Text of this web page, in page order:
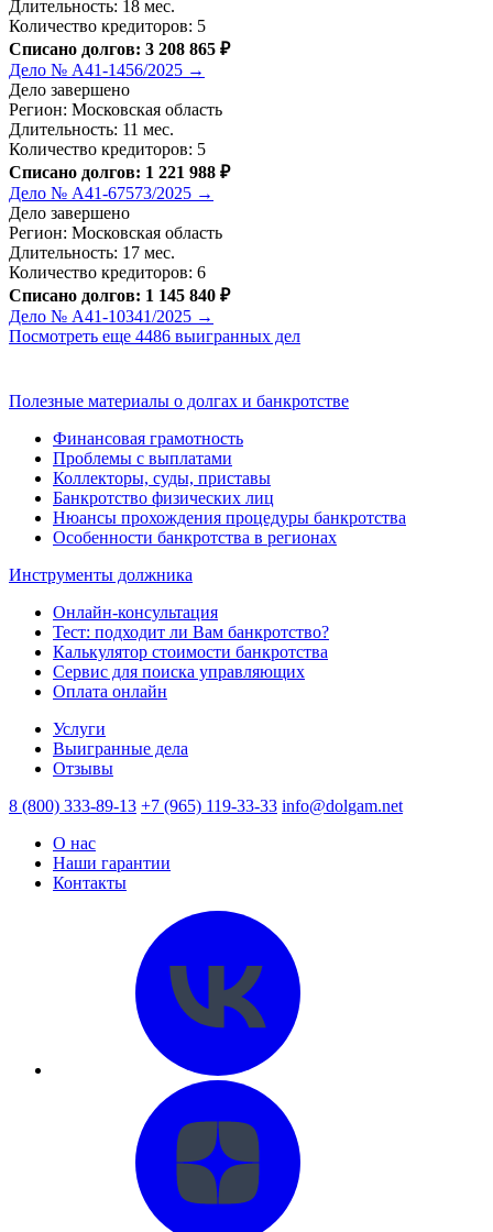
Длительность: 18 мес.
Количество кредиторов: 5
Списано долгов: 3 208 865 ₽
Дело № А41-1456/2025 →
Дело завершено
Регион: Московская область
Длительность: 11 мес.
Количество кредиторов: 5
Списано долгов: 1 221 988 ₽
Дело № А41-67573/2025 →
Дело завершено
Регион: Московская область
Длительность: 17 мес.
Количество кредиторов: 6
Списано долгов: 1 145 840 ₽
Дело № А41-10341/2025 →
Посмотреть еще 4486 выигранных дел
Полезные материалы о долгах и банкротстве
Финансовая грамотность
Проблемы с выплатами
Коллекторы, суды, приставы
Банкротство физических лиц
Нюансы прохождения процедуры банкротства
Особенности банкротства в регионах
Инструменты должника
Онлайн-консультация
Тест: подходит ли Вам банкротство?
Калькулятор стоимости банкротства
Сервис для поиска управляющих
Оплата онлайн
Услуги
Выигранные дела
Отзывы
8 (800) 333-89-13 +7 (965) 119-33-33 info@dolgam.net
О нас
Наши гарантии
Контакты